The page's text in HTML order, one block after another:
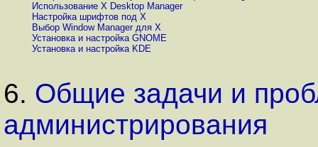
Использование X Desktop Manager
Настройка шрифтов под X
Выбор Window Manager для X
Установка и настройка GNOME
Установка и настройка KDE
6. Общие задачи и
администрирования